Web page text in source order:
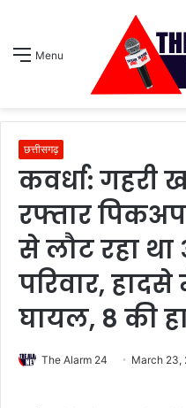
Menu
छत्तीसगढ़
कवर्धा: गहरी
रफ्तार
से लौट रहा था
परिवार,
घायल, 8 की
The Alarm 24 March 23,